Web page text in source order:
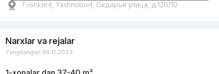
Toshkent, Yashnobod, Окдарья улица, д.120/10
Narxlar va rejalar
Yangilangan 06.11.2023